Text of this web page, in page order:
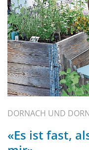
DORNACH UND
«Es ist fast,